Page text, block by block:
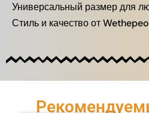
Универсальный размер для
Стиль и качество от